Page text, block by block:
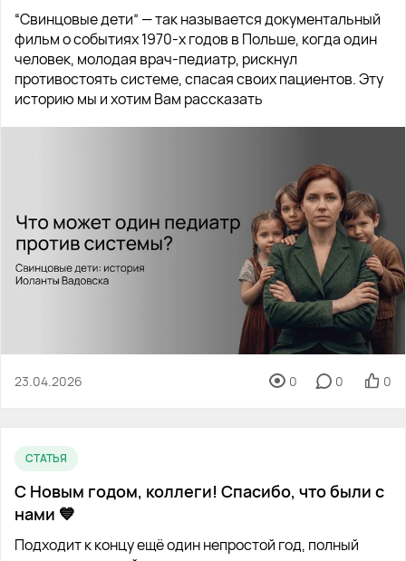
“Свинцовые дети” — так называется документальный
фильм о событиях 1970-х годов в Польше, когда один
человек, молодая врач-педиатр, рискнул
противостоять системе, спасая своих пациентов. Эту
историю мы и хотим Вам рассказать
23.04.2026 0 0 0
СТАТЬЯ
С Новым годом, коллеги! Спасибо, что были с
нами 💙
Подходит к концу ещё один непростой год, полный